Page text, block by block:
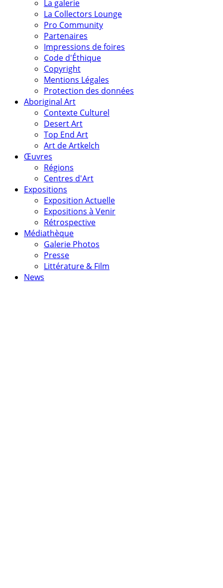
La galerie
La Collectors Lounge
Pro Community
Partenaires
Impressions de foires
Code d'Éthique
Copyright
Mentions Légales
Protection des données
Aboriginal Art
Contexte Culturel
Desert Art
Top End Art
Art de Artkelch
Œuvres
Régions
Centres d'Art
Expositions
Exposition Actuelle
Expositions à Venir
Rétrospective
Médiathèque
Galerie Photos
Presse
Littérature & Film
News